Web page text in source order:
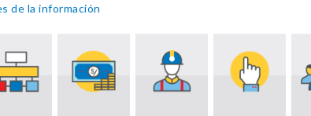
de la información